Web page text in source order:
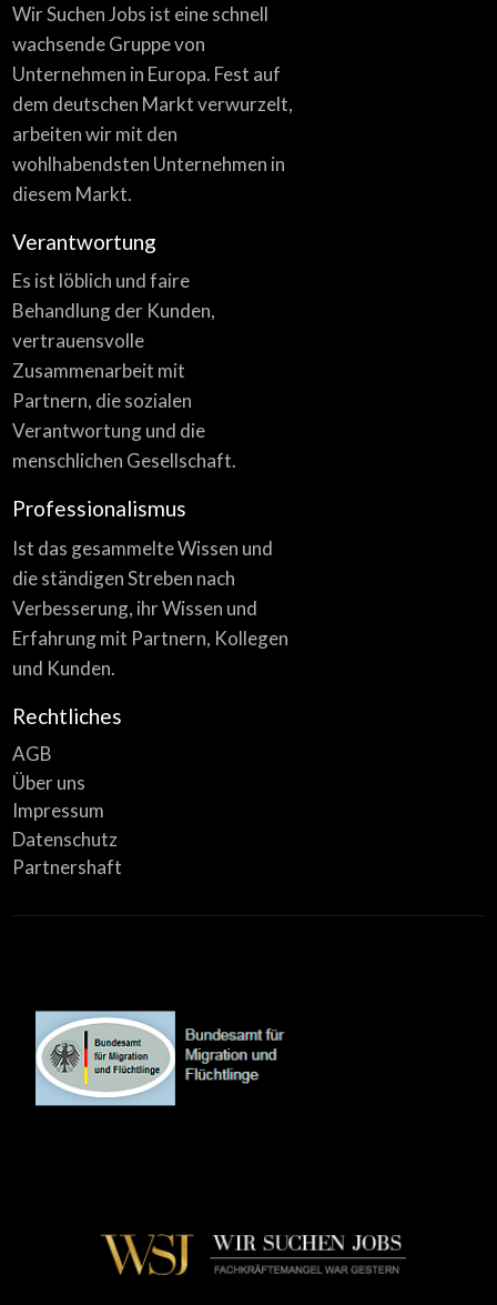
Wir Suchen Jobs ist eine schnell
wachsende Gruppe von
Unternehmen in Europa. Fest auf
dem deutschen Markt verwurzelt,
arbeiten wir mit den
wohlhabendsten Unternehmen in
diesem Markt.
Verantwortung
Es ist löblich und faire
Behandlung der Kunden,
vertrauensvolle
Zusammenarbeit mit
Partnern, die sozialen
Verantwortung und die
menschlichen Gesellschaft.
Professionalismus
Ist das gesammelte Wissen und
die ständigen Streben nach
Verbesserung, ihr Wissen und
Erfahrung mit Partnern, Kollegen
und Kunden.
Rechtliches
AGB
Über uns
Impressum
Datenschutz
Partnershaft